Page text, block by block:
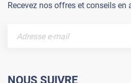
Recevez nos offres et conseils en
NOUS SUIVRE